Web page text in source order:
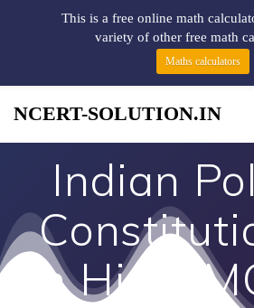
NCERT-SOLUTION.IN
Indian
in Hindi
This is a free online math
variety of other free math
Maths calculators